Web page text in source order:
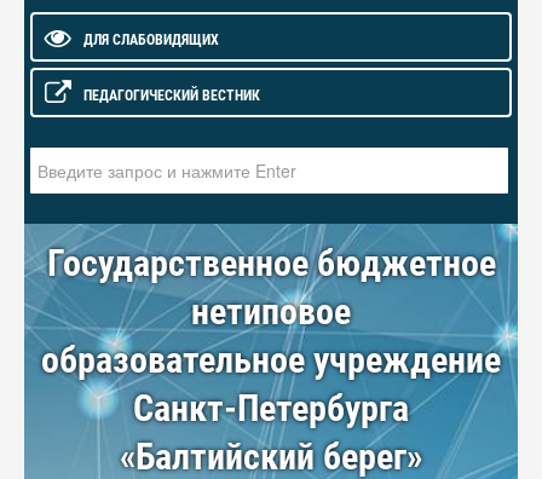
ДЛЯ СЛАБОВИДЯЩИХ
ПЕДАГОГИЧЕСКИЙ ВЕСТНИК
Государственное бюджетное
нетиповое
образовательное учреждение
Санкт-Петербурга
«Балтийский берег»